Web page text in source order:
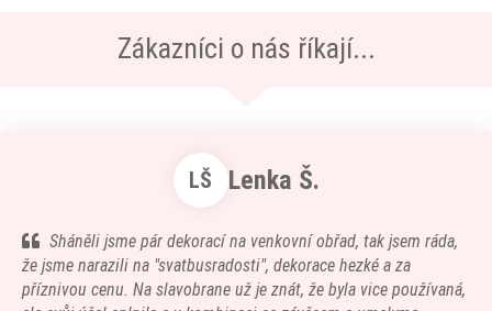
Zákazníci o nás říkají...
LŠ Lenka Š.
Sháněli jsme pár dekorací na venkovní obřad, tak jsem ráda,
že jsme narazili na "svatbusradosti", dekorace hezké a za
příznivou cenu. Na slavobrane už je znát, že byla vice používaná,